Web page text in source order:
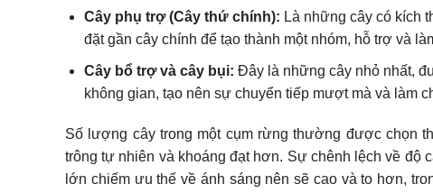
Cây phụ trợ (Cây thứ chính): Là những cây có kích
đặt gần cây chính để tạo thành một nhóm, hỗ trợ và
Cây bổ trợ và cây bụi: Đây là những cây nhỏ nhất,
không gian, tạo nên sự chuyển tiếp mượt mà và làm
Số lượng cây trong một cụm rừng thường được chọn
trông tự nhiên và khoáng đạt hơn. Sự chênh lệch về độ
lớn chiếm ưu thế về ánh sáng nên sẽ cao và to hơn,